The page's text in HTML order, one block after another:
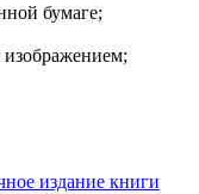
бумаге;
издание книги